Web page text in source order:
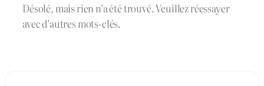
Désolé, mais rien n’a été trouvé. Veuillez réessayer
avec d’autres mots-clés.